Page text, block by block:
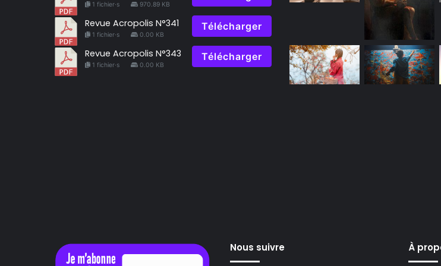
1 fichier·s 970.89 KB
Revue Acropolis N°341
1 fichier·s 0.00 KB
Télécharger
Revue Acropolis N°343
1 fichier·s 0.00 KB
Télécharger
Nous suivre À